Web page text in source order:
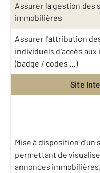
Assurer la gestion des
immobilières
Assurer l'attribution
individuels d'accès aux
(badge / codes …)
Site
Mise à disposition
permettant de
annonces